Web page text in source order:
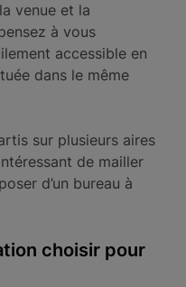
venue et la
à vous
accessible en
dans le même
sur plusieurs aires
de mailler
d’un bureau à
choisir pour